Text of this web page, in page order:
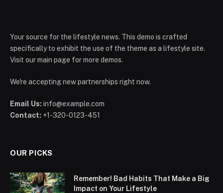
Your source for the lifestyle news. This demo is crafted
specifically to exhibit the use of the theme as a lifestyle site.
Visit our main page for more demos.
We're accepting new partnerships right now.
Email Us: info@example.com
Contact: +1-320-0123-451
OUR PICKS
Remember! Bad Habits That Make a Big
Impact on Your Lifestyle